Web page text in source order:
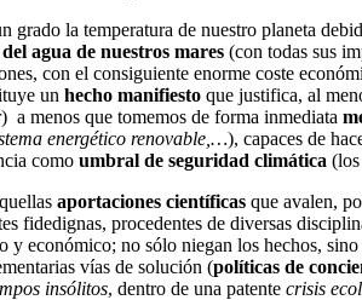
grado la temperatura de nuestro planeta
agua de nuestros mares (con todas sus
con el consiguiente enorme coste
un hecho manifiesto que justifica, al
a menos que tomemos de forma inmediata
energético renovable,…), capaces de
como umbral de seguridad climática
aportaciones científicas que avalen,
fidedignas, procedentes de diversas
económico; no sólo niegan los hechos,
vías de solución (políticas de
insólitos, dentro de una patente crisis